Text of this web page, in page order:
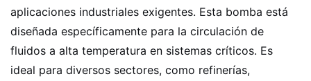
aplicaciones industriales exigentes. Esta bomba está
diseñada específicamente para la circulación de
fluidos a alta temperatura en sistemas críticos. Es
ideal para diversos sectores, como refinerías,